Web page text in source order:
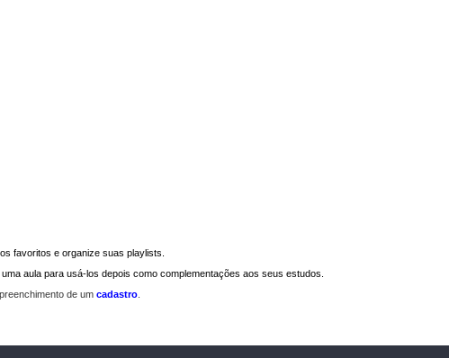
favoritos e organize suas playlists.
aula para usá-los depois como complementações aos seus estudos.
de um cadastro